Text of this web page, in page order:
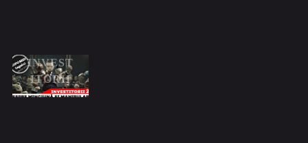
INVEST
ITORII